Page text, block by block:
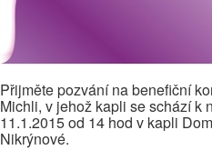
Přijměte pozvání na benefiční
Michli, v jehož kapli se schází k
11.1.2015 od 14 hod v kapli
Nikrýnové.